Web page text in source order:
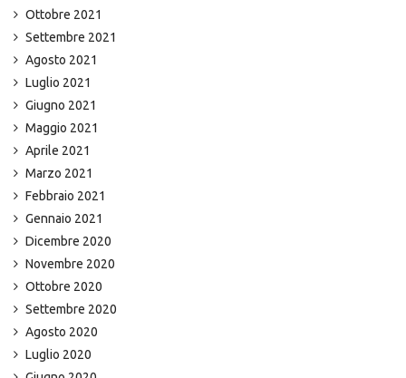
Ottobre 2021
Settembre 2021
Agosto 2021
Luglio 2021
Giugno 2021
Maggio 2021
Aprile 2021
Marzo 2021
Febbraio 2021
Gennaio 2021
Dicembre 2020
Novembre 2020
Ottobre 2020
Settembre 2020
Agosto 2020
Luglio 2020